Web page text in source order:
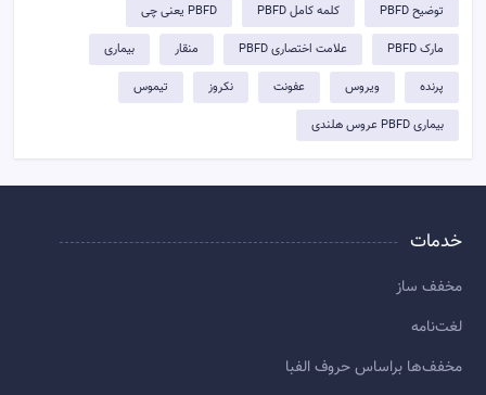
توضيح PBFD کلمه کامل PBFD PBFD یعنی چی
مارک PBFD علامت اختصاری PBFD منقار بیماری
پرنده ویروس عفونت نکروز تیموس
بیماری PBFD عروس هلندی
خدمات
مخفف ساز
لغت‌نامه
مخفف‌ها براساس حروف الفبا